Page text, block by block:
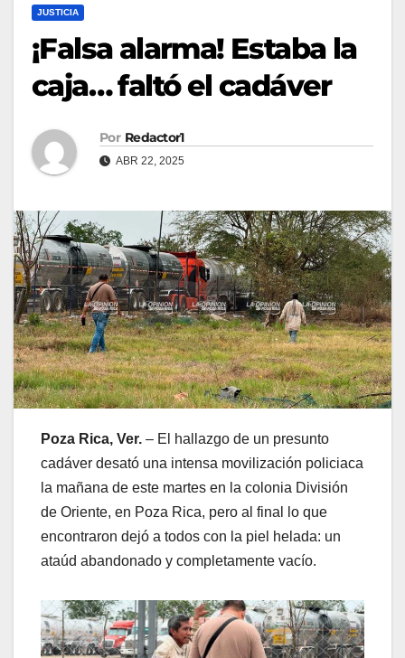
JUSTICIA
¡Falsa alarma! Estaba la
caja… faltó el cadáver
Por Redactor1
ABR 22, 2025
Poza Rica, Ver. – El hallazgo de un presunto
cadáver desató una intensa movilización policiaca
la mañana de este martes en la colonia División
de Oriente, en Poza Rica, pero al final lo que
encontraron dejó a todos con la piel helada: un
ataúd abandonado y completamente vacío.